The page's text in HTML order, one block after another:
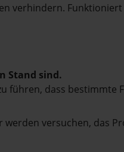
verhindern.
Stand sind.
führen, dass
versuchen, das